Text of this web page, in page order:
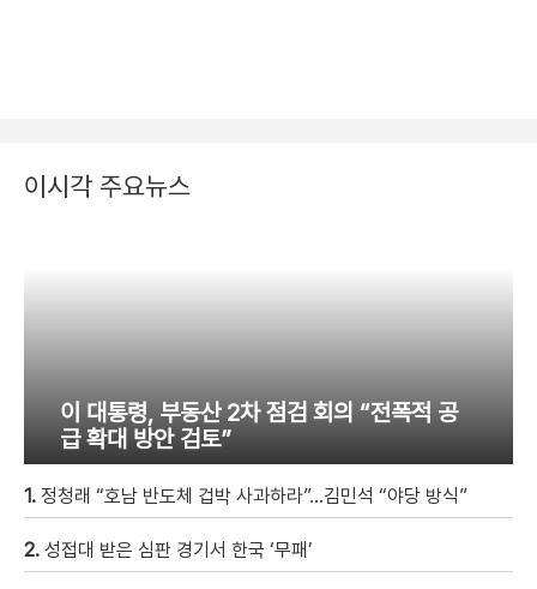
이시각 주요뉴스
이 대통령, 부동산 2차 점검 회의 “전폭적 공
급 확대 방안 검토”
1. 정청래 “호남 반도체 겁박 사과하라”…김민석 “야당 방식”
2. 성접대 받은 심판 경기서 한국 ‘무패’